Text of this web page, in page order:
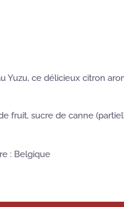
Yuzu, ce délicieux citron
fruit, sucre de canne
: Belgique